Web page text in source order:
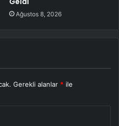
Ağustos 8, 2026
Gerekli alanlar * ile